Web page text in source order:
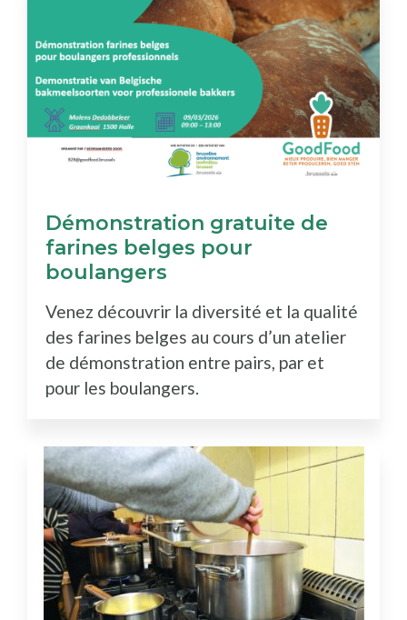
Démonstration gratuite de
farines belges pour
boulangers
Venez découvrir la diversité et la qualité
des farines belges au cours d’un atelier
de démonstration entre pairs, par et
pour les boulangers.